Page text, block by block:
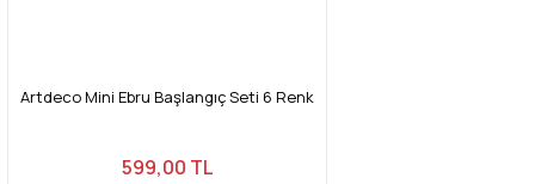
Artdeco Mini Ebru Başlangıç Seti 6 Renk
599,00 TL